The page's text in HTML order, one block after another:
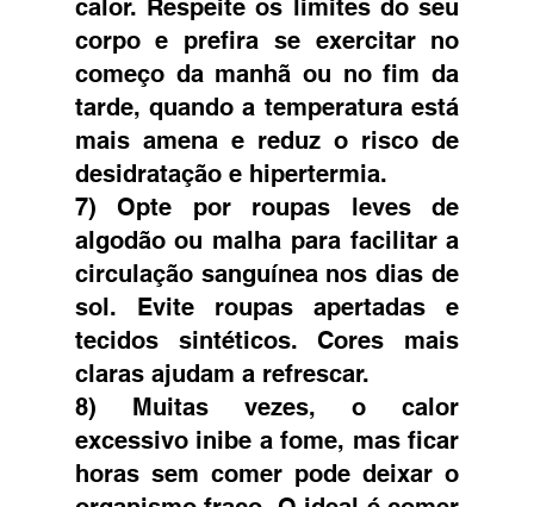
calor. Respeite os limites do seu
corpo e prefira se exercitar no
começo da manhã ou no fim da
tarde, quando a temperatura está
mais amena e reduz o risco de
desidratação e hipertermia.
7) Opte por roupas leves de
algodão ou malha para facilitar a
circulação sanguínea nos dias de
sol. Evite roupas apertadas e
tecidos sintéticos. Cores mais
claras ajudam a refrescar.
8) Muitas vezes, o calor
excessivo inibe a fome, mas ficar
horas sem comer pode deixar o